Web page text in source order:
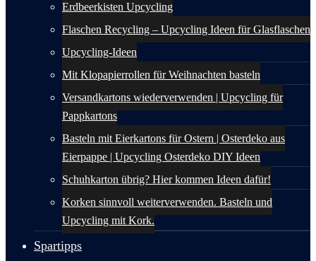
Erdbeerkisten Upcycling
Flaschen Recycling – Upcycling Ideen für Glasflaschen
Upcycling-Ideen
Mit Klopapierrollen für Weihnachten basteln
Versandkartons wiederverwenden | Upcycling für
Pappkartons
Basteln mit Eierkartons für Ostern | Osterdeko aus
Eierpappe | Upcycling Osterdeko DIY Ideen
Schuhkarton übrig? Hier kommen Ideen dafür!
Korken sinnvoll weiterverwenden. Basteln und
Upcycling mit Kork.
Spartipps